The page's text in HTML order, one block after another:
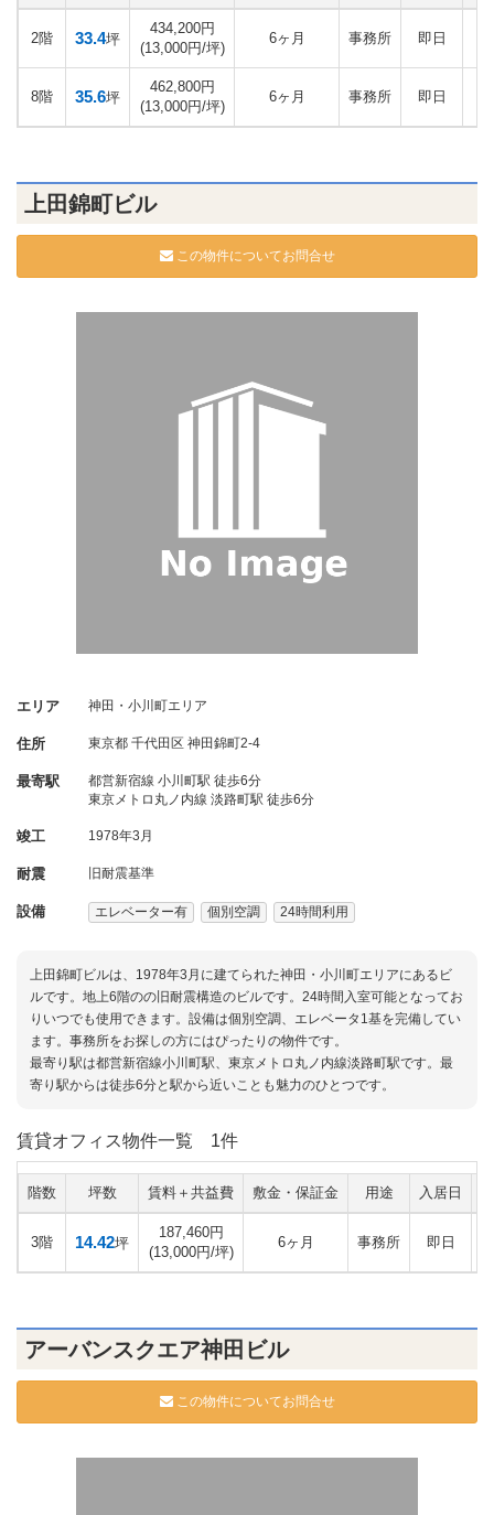
2階 33.4坪
434,200円
(13,000円/坪)
6ヶ月 事務所 即日
8階 35.6坪
462,800円
(13,000円/坪)
6ヶ月 事務所 即日
上田錦町ビル
この物件についてお問合せ
エリア 神田・小川町エリア
住所 東京都 千代田区 神田錦町2-4
最寄駅
都営新宿線 小川町駅 徒歩6分
東京メトロ丸ノ内線 淡路町駅 徒歩6分
竣工 1978年3月
耐震 旧耐震基準
設備 エレベーター有 個別空調 24時間利用
上田錦町ビルは、1978年3月に建てられた神田・小川町エリアにあるビ
ルです。地上6階のの旧耐震構造のビルです。24時間入室可能となってお
りいつでも使用できます。設備は個別空調、エレベータ1基を完備してい
ます。事務所をお探しの方にはぴったりの物件です。
最寄り駅は都営新宿線小川町駅、東京メトロ丸ノ内線淡路町駅です。最
寄り駅からは徒歩6分と駅から近いことも魅力のひとつです。
賃貸オフィス物件一覧 1件
階数 坪数 賃料＋共益費 敷金・保証金 用途 入居日
3階 14.42坪
187,460円
(13,000円/坪)
6ヶ月 事務所 即日
アーバンスクエア神田ビル
この物件についてお問合せ